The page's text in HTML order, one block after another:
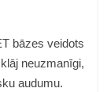
bāzes veidots
neuzmanīgi,
audumu.